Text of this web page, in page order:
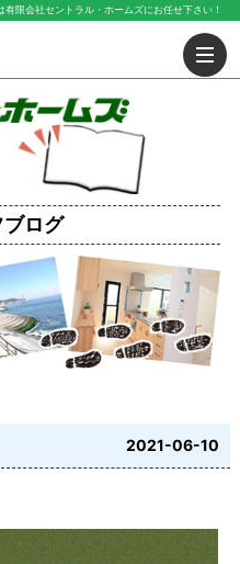
限会社セントラル・ホームズにお任せ下さい！
ログ
2021-06-10